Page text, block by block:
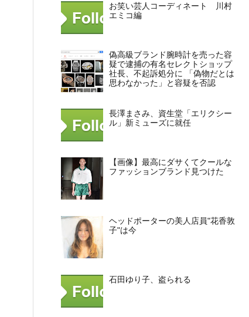
お笑い芸人コーディネート 川村
エミコ編
偽高級ブランド腕時計を売った容
疑で逮捕の有名セレクトショップ
社長、不起訴処分に 「偽物だとは
思わなかった」と容疑を否認
長澤まさみ、資生堂「エリクシー
ル」新ミューズに就任
【画像】最高にダサくてクールな
ファッションブランド見つけた
ヘッドポーターの美人店員"花香敦
子"は今
石田ゆり子、盗られる